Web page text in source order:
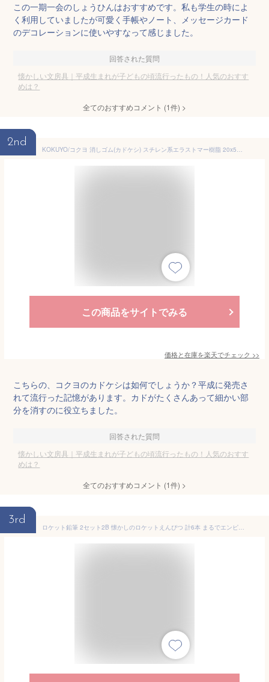
この一期一会のしょうひんはおすすめです。私も学生の時によ
く利用していましたが可愛く手帳やノート、メッセージカード
のデコレーションに使いやすなって感じました。
回答された質問
懐かしい文房具｜平成生まれが子どもの頃流行ったもの！人気のおすす
めは？
全てのおすすめコメント (1件) >
2nd
KOKUYO/コクヨ 消しゴム(カドケシ) スチレン系エラストマー樹脂 20x50x20 ケシ-U700N
この商品をサイトでみる
価格と在庫を楽天でチェック >>
こちらの、コクヨのカドケシは如何でしょうか？平成に発売さ
れて流行った記憶があります。カドがたくさんあって細かい部
分を消すのに役立ちました。
回答された質問
懐かしい文房具｜平成生まれが子どもの頃流行ったもの！人気のおすす
めは？
全てのおすすめコメント (1件) >
3rd
ロケット鉛筆 2セット2B 懐かしのロケットえんぴつ 計6本 まるでエンピツ 消しゴム付 昭和の文房具 (青2セット)